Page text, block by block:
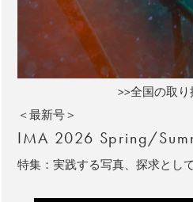
>>全国の取
＜最新号＞
IMA 2026 Spring/
特集：実践する写真、探求とし